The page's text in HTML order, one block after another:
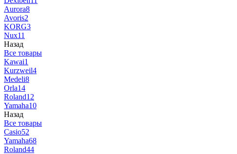
Aurora8
Avoris2
KORG3
Nux11
Назад
Все товары
Kawai1
Kurzweil4
Medeli8
Orla14
Roland12
Yamaha10
Назад
Все товары
Casio52
Yamaha68
Roland44